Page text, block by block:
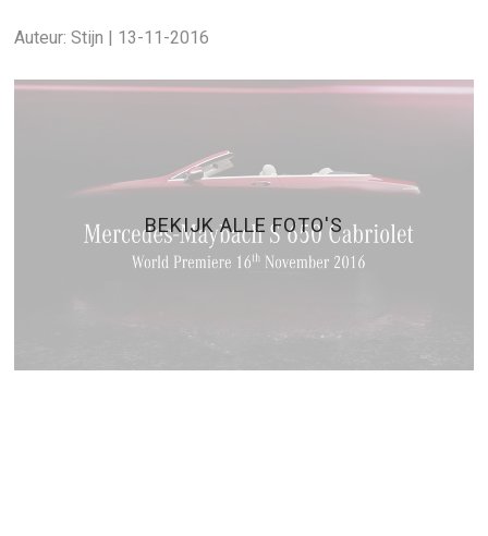
Auteur: Stijn | 13-11-2016
BEKIJK ALLE FOTO'S